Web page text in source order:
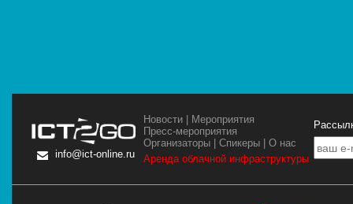
info@ict-online.ru
Новости
Мероприятия
Пресс-мероприятия
Организаторы |Спикеры |О нас
Аренда облачной инфраструктуры